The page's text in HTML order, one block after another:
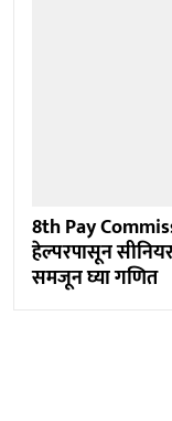
8th Pay
हेल्परपासून
समजून घ्या गणित